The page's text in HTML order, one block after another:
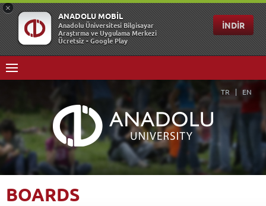
TR EN
BOARDS